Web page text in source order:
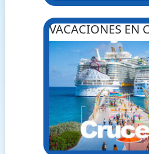
VACACIONES EN